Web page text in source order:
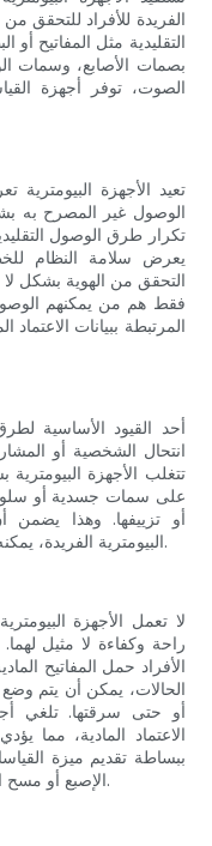
الفريدة للأفراد للتحقق
التقليدية مثل المفاتيح
بصمات الأصابع، وسمات
الصوت، توفر أجهزة
تعيد الأجهزة
الوصول غير المصرح به
تكرار طرق الوصول
يعرض سلامة النظام
التحقق من الهوية بشكل
فقط هم من يمكنهم
المرتبطة ببيانات
أحد القيود الأساسية
انتحال الشخصية أو
تتغلب الأجهزة
على سمات جسدية أو
أو تزييفها. وهذا
البيومترية الفريدة، يمكنه الوصول، مما يوفر طبقة إضافية من الأمان.
لا تعمل الأجهزة
راحة وكفاءة لا مثيل
الأفراد حمل المفاتيح
الحالات، يمكن أن يتم وضع
أو حتى سرقتها. تلغي
الاعتماد المادية، مما
ببساطة تقديم ميزة
الإصبع أو مسح الوجه، للوصول الفوري والخالي من المتاعب.